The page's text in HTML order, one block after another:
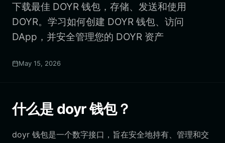
Português (Brasil)
Español (Argentina)
下载最佳 DOYR 钱包，存储、发送和使用
DOYR。学习如何创建 DOYR 钱包、访问
DApp，并安全管理您的 DOYR 资产
May 15, 2026
什么是 doyr 钱包？
doyr 钱包是一个数字接口，旨在安全地持有、管理和交